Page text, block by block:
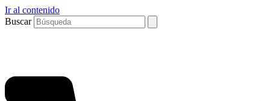
Ir al contenido
Buscar